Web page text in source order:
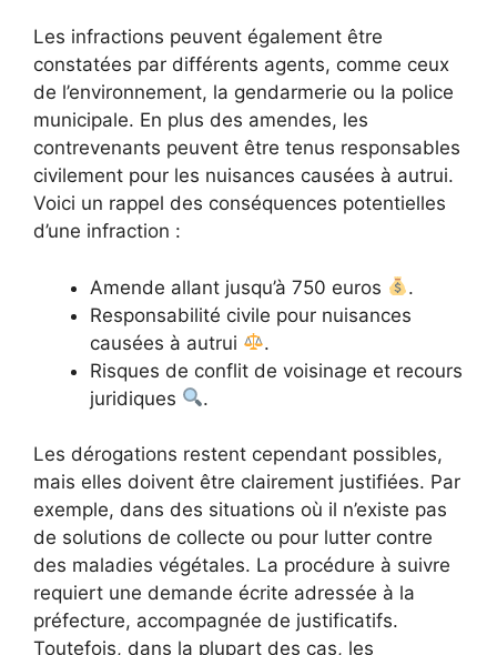
Les infractions peuvent également être
constatées par différents agents, comme ceux
de l’environnement, la gendarmerie ou la police
municipale. En plus des amendes, les
contrevenants peuvent être tenus responsables
civilement pour les nuisances causées à autrui.
Voici un rappel des conséquences potentielles
d’une infraction :
Amende allant jusqu’à 750 euros
.
Responsabilité civile pour nuisances
causées à autrui
.
Risques de conflit de voisinage et recours
juridiques
.
Les dérogations restent cependant possibles,
mais elles doivent être clairement justifiées. Par
exemple, dans des situations où il n’existe pas
de solutions de collecte ou pour lutter contre
des maladies végétales. La procédure à suivre
requiert une demande écrite adressée à la
préfecture, accompagnée de justificatifs.
Toutefois, dans la plupart des cas, les